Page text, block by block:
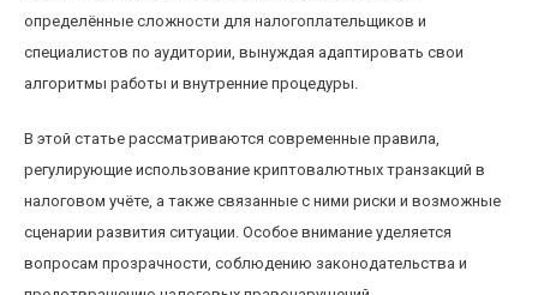
определённые сложности для налогоплательщиков и
специалистов по аудитории, вынуждая адаптировать свои
алгоритмы работы и внутренние процедуры.
В этой статье рассматриваются современные правила,
регулирующие использование криптовалютных транзакций в
налоговом учёте, а также связанные с ними риски и возможные
сценарии развития ситуации. Особое внимание уделяется
вопросам прозрачности, соблюдению законодательства и